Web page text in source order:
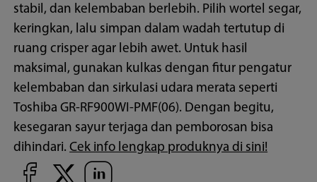
stabil, dan kelembaban berlebih. Pilih wortel segar,
keringkan, lalu simpan dalam wadah tertutup di
ruang crisper agar lebih awet. Untuk hasil
maksimal, gunakan kulkas dengan fitur pengatur
kelembaban dan sirkulasi udara merata seperti
Toshiba GR-RF900WI-PMF(06). Dengan begitu,
kesegaran sayur terjaga dan pemborosan bisa
dihindari.Cek info lengkap produknya di sini!